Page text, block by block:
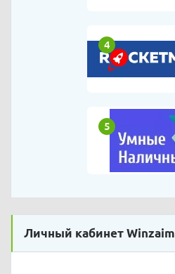
4
5
Личный кабинет Winzaim